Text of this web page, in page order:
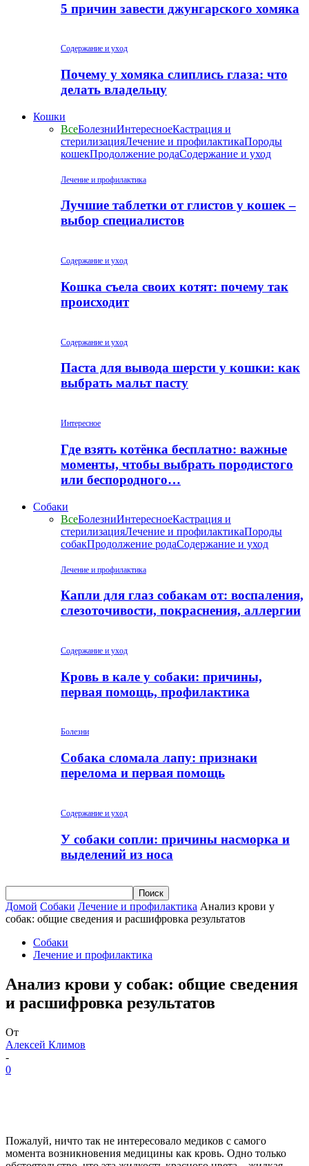
5 причин завести джунгарского хомяка
Содержание и уход
Почему у хомяка слиплись глаза: что
делать владельцу
Кошки
ВсеБолезниИнтересноеКастрация и
стерилизацияЛечение и профилактикаПороды
кошекПродолжение родаСодержание и уход
Лечение и профилактика
Лучшие таблетки от глистов у кошек –
выбор специалистов
Содержание и уход
Кошка съела своих котят: почему так
происходит
Содержание и уход
Паста для вывода шерсти у кошки: как
выбрать мальт пасту
Интересное
Где взять котёнка бесплатно: важные
моменты, чтобы выбрать породистого
или беспородного…
Собаки
ВсеБолезниИнтересноеКастрация и
стерилизацияЛечение и профилактикаПороды
собакПродолжение родаСодержание и уход
Лечение и профилактика
Капли для глаз собакам от: воспаления,
слезоточивости, покраснения, аллергии
Содержание и уход
Кровь в кале у собаки: причины,
первая помощь, профилактика
Болезни
Собака сломала лапу: признаки
перелома и первая помощь
Содержание и уход
У собаки сопли: причины насморка и
выделений из носа
Домой Собаки Лечение и профилактика Анализ крови у
собак: общие сведения и расшифровка результатов
Собаки
Лечение и профилактика
Анализ крови у собак: общие сведения
и расшифровка результатов
От
Алексей Климов
-
0
Пожалуй, ничто так не интересовало медиков с самого
момента возникновения медицины как кровь. Одно только